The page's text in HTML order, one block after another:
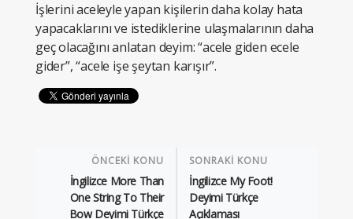
İşlerini aceleyle yapan kişilerin daha kolay hata
yapacaklarını ve istediklerine ulaşmalarının daha
geç olacağını anlatan deyim: “acele giden ecele
gider”, “acele işe şeytan karışır”.
ÖNCEKİ KONU
İngilizce More Than
One String To Their
Bow Deyimi Türkçe
SONRAKİ KONU
İngilizce My Foot!
Deyimi Türkçe
Açıklaması